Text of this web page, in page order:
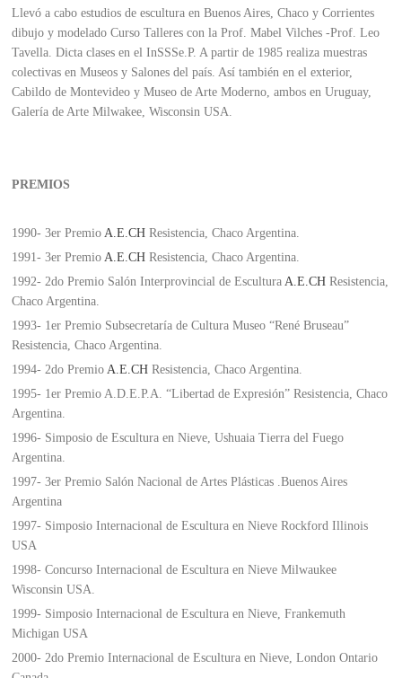
Llevó a cabo estudios de escultura en Buenos Aires, Chaco y Corrientes
dibujo y modelado Curso Talleres con la Prof. Mabel Vilches -Prof. Leo
Tavella. Dicta clases en el InSSSe.P. A partir de 1985 realiza muestras
colectivas en Museos y Salones del país. Así también en el exterior,
Cabildo de Montevideo y Museo de Arte Moderno, ambos en Uruguay,
Galería de Arte Milwakee, Wisconsin USA.
PREMIOS
1990- 3er Premio A.E.CH Resistencia, Chaco Argentina.
1991- 3er Premio A.E.CH Resistencia, Chaco Argentina.
1992- 2do Premio Salón Interprovincial de Escultura A.E.CH Resistencia,
Chaco Argentina.
1993- 1er Premio Subsecretaría de Cultura Museo “René Bruseau”
Resistencia, Chaco Argentina.
1994- 2do Premio A.E.CH Resistencia, Chaco Argentina.
1995- 1er Premio A.D.E.P.A. “Libertad de Expresión” Resistencia, Chaco
Argentina.
1996- Simposio de Escultura en Nieve, Ushuaia Tierra del Fuego
Argentina.
1997- 3er Premio Salón Nacional de Artes Plásticas .Buenos Aires
Argentina
1997- Simposio Internacional de Escultura en Nieve Rockford Illinois
USA
1998- Concurso Internacional de Escultura en Nieve Milwaukee
Wisconsin USA.
1999- Simposio Internacional de Escultura en Nieve, Frankemuth
Michigan USA
2000- 2do Premio Internacional de Escultura en Nieve, London Ontario